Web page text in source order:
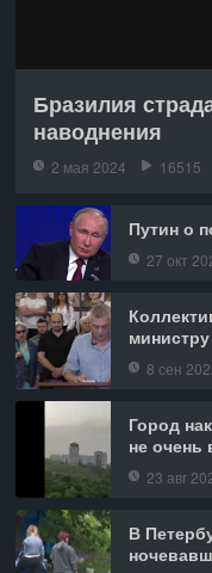
Бразилия
наводнения
2 мая 2024 16515
Путин о
27 окт
8 сен
Город
не очень
23 авг
В